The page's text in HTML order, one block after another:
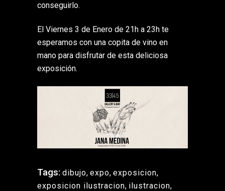
conseguirlo.
El Viernes 3 de Enero de 21h a 23h te
esperamos con una copita de vino en
mano para disfrutar de esta deliciosa
exposición.
Tags: dibujo, expo, exposicion,
exposicion ilustracion, ilustracion,